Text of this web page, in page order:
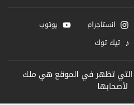
انستاجرام يوتوب
♪ تيك توك
التي تظهر في الموقع هي ملك
لأصحابها